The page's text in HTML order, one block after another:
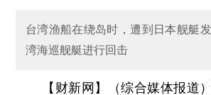
台湾渔船在绕岛时，遭到日本舰艇
湾海巡舰艇进行回击
【财新网】（综合媒体报道）